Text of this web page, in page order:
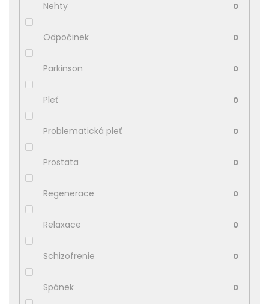
Nehty 0
Odpočinek 0
Parkinson 0
Pleť 0
Problematická pleť 0
Prostata 0
Regenerace 0
Relaxace 0
Schizofrenie 0
Spánek 0